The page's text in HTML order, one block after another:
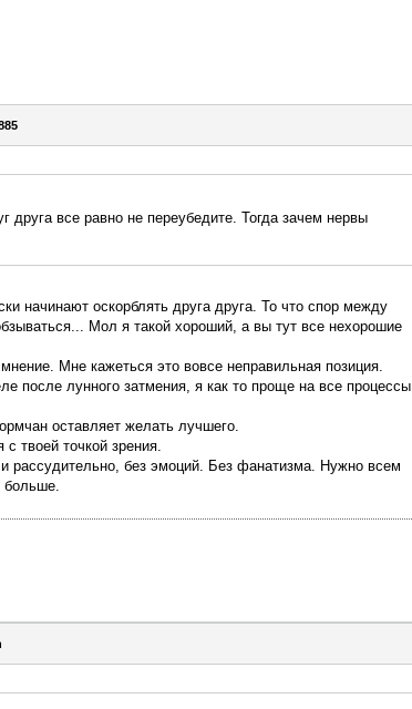
друга все равно не переубедите. Тогда зачем нервы
начинают оскорблять друга друга. То что спор между
Мол я такой хороший, а вы тут все нехорошие
Мне кажеться это вовсе неправильная позиция.
после лунного затмения, я как то проще на все процессы
оставляет желать лучшего.
твоей точкой зрения.
рассудительно, без эмоций. Без фанатизма. Нужно всем
больше.